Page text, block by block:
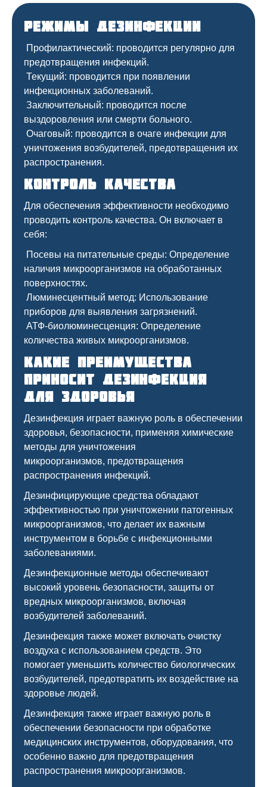
Режимы дезинфекции
Профилактический: проводится регулярно для
предотвращения инфекций.
Текущий: проводится при появлении
инфекционных заболеваний.
Заключительный: проводится после
выздоровления или смерти больного.
Очаговый: проводится в очаге инфекции для
уничтожения возбудителей, предотвращения их
распространения.
Контроль качества
Для обеспечения эффективности необходимо
проводить контроль качества. Он включает в
себя:
Посевы на питательные среды: Определение
наличия микроорганизмов на обработанных
поверхностях.
Люминесцентный метод: Использование
приборов для выявления загрязнений.
АТФ-биолюминесценция: Определение
количества живых микроорганизмов.
Какие преимущества
приносит дезинфекция
для здоровья
Дезинфекция играет важную роль в обеспечении
здоровья, безопасности, применяя химические
методы для уничтожения
микроорганизмов, предотвращения
распространения инфекций.
Дезинфицирующие средства обладают
эффективностью при уничтожении патогенных
микроорганизмов, что делает их важным
инструментом в борьбе с инфекционными
заболеваниями.
Дезинфекционные методы обеспечивают
высокий уровень безопасности, защиты от
вредных микроорганизмов, включая
возбудителей заболеваний.
Дезинфекция также может включать очистку
воздуха с использованием средств. Это
помогает уменьшить количество биологических
возбудителей, предотвратить их воздействие на
здоровье людей.
Дезинфекция также играет важную роль в
обеспечении безопасности при обработке
медицинских инструментов, оборудования, что
особенно важно для предотвращения
распространения микроорганизмов.